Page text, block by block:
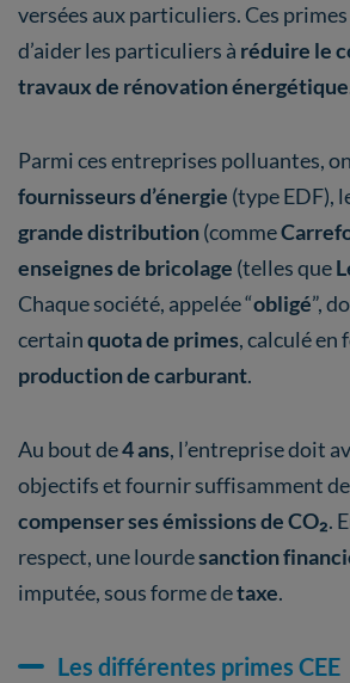
versées aux particuliers. Ces
d’aider les particuliers à réduire le
travaux de rénovation énergétique
Parmi ces entreprises polluantes,
fournisseurs d’énergie (type EDF),
grande distribution(comme
enseignes de bricolage (telles que
Chaque société, appelée “obligé”,
certainquota de primes, calculé en
production de carburant.
Au bout de4 ans, l’entreprise doit
objectifs et fournir suffisamment de
compenser ses émissions de CO₂.
respect, une lourdesanction
imputée, sous forme detaxe.
Les différentes primes CEE